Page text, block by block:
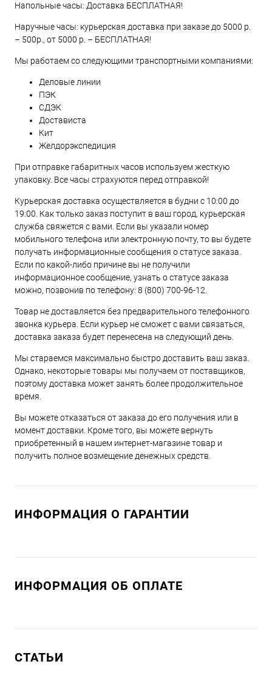
Напольные часы: Доставка БЕСПЛАТНАЯ!
Наручные часы: курьерская доставка при заказе до 5000 р.
– 500р., от 5000 р. – БЕСПЛАТНАЯ!
Мы работаем со следующими транспортными компаниями:
Деловые линии
ПЭК
СДЭК
Достависта
Кит
Желдорэкспедиция
При отправке габаритных часов используем жесткую
упаковку. Все часы страхуются перед отправкой!
Курьерская доставка осуществляется в будни с 10:00 до
19:00. Как только заказ поступит в ваш город, курьерская
служба свяжется с вами. Если вы указали номер
мобильного телефона или электронную почту, то вы будете
получать информационные сообщения о статусе заказа.
Если по какой-либо причине вы не получили
информационное сообщение, узнать о статусе заказа
можно, позвонив по телефону: 8 (800) 700-96-12.
Товар не доставляется без предварительного телефонного
звонка курьера. Если курьер не сможет с вами связаться,
доставка заказа будет перенесена на следующий день.
Мы стараемся максимально быстро доставить ваш заказ.
Однако, некоторые товары мы получаем от поставщиков,
поэтому доставка может занять более продолжительное
время.
Вы можете отказаться от заказа до его получения или в
момент доставки. Кроме того, вы можете вернуть
приобретенный в нашем интернет-магазине товар и
получить полное возмещение денежных средств.
ИНФОРМАЦИЯ О ГАРАНТИИ
ИНФОРМАЦИЯ ОБ ОПЛАТЕ
СТАТЬИ